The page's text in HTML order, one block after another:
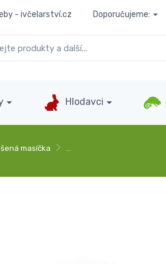
- ivčelarství.cz Doporučujeme:
Hlodavci
masíčka …